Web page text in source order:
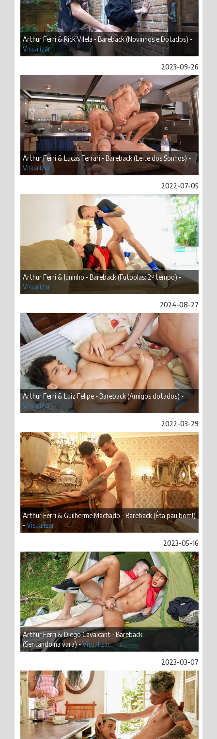
Arthur Ferri & Rick Vilela - Bareback (Novinhos e Dotados) -
Visualizar
2023-09-26
Arthur Ferri & Lucas Ferrari - Bareback (Leite dos Sonhos) -
Visualizar
2022-07-05
Arthur Ferri & Juninho - Bareback (Futbolas: 2º tempo) -
Visualizar
2024-08-27
Arthur Ferri & Luiz Felipe - Bareback (Amigos dotados) -
Visualizar
2022-03-29
Arthur Ferri & Guilherme Machado - Bareback (Êta pau bom!)
-Visualizar
2023-05-16
Arthur Ferri & Diego Cavalcant - Bareback
(Sentando na vara) -Visualizar
2023-03-07